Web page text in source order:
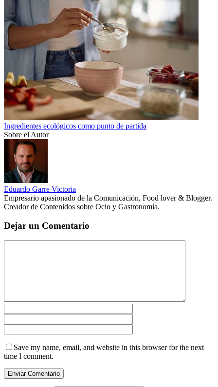
Ingredientes ecológicos como punto de partida
Sobre el Autor
Eduardo Garre Victoria
Empresario apasionado de la Comunicación, Food lover & Blogger.
Creador de Contenidos sobre Ocio y Gastronomía.
Dejar un Comentario
Save my name, email, and website in this browser for the next
time I comment.